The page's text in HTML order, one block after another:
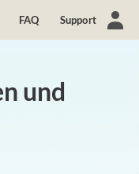
FAQ Support
und